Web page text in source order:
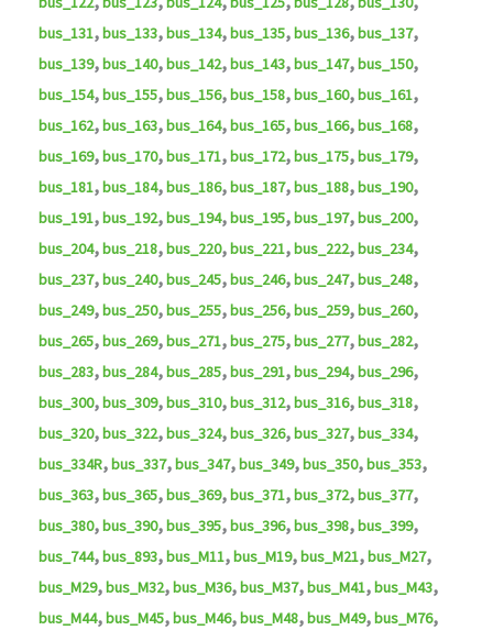
bus_131,bus_133,bus_134,bus_135,bus_136,bus_137,
bus_139,bus_140,bus_142,bus_143,bus_147,bus_150,
bus_154,bus_155,bus_156,bus_158,bus_160,bus_161,
bus_162,bus_163,bus_164,bus_165,bus_166,bus_168,
bus_169,bus_170,bus_171,bus_172,bus_175,bus_179,
bus_181,bus_184,bus_186,bus_187,bus_188,bus_190,
bus_191,bus_192,bus_194,bus_195,bus_197,bus_200,
bus_204,bus_218,bus_220,bus_221,bus_222,bus_234,
bus_237,bus_240,bus_245,bus_246,bus_247,bus_248,
bus_249,bus_250,bus_255,bus_256,bus_259,bus_260,
bus_265,bus_269,bus_271,bus_275,bus_277,bus_282,
bus_283,bus_284,bus_285,bus_291,bus_294,bus_296,
bus_300,bus_309,bus_310,bus_312,bus_316,bus_318,
bus_320,bus_322,bus_324,bus_326,bus_327,bus_334,
bus_334R,bus_337,bus_347,bus_349,bus_350,bus_353,
bus_363,bus_365,bus_369,bus_371,bus_372,bus_377,
bus_380,bus_390,bus_395,bus_396,bus_398,bus_399,
bus_744,bus_893,bus_M11,bus_M19,bus_M21,bus_M27,
bus_M29,bus_M32,bus_M36,bus_M37,bus_M41,bus_M43,
bus_M44,bus_M45,bus_M46,bus_M48,bus_M49,bus_M76,